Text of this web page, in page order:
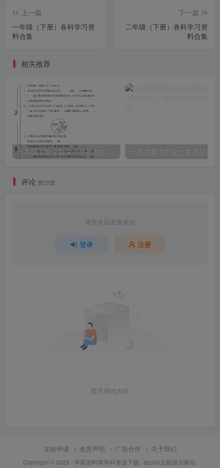
上一篇
一年级（下册）各科学习资
料合集
下一篇
二年级（下册）各科学习资
料合集
相关推荐
六年级下数学期末小升初名校真题卷《人教版》
评论 抢沙发
请登录后发表评论
登录 注册
暂无评论内容
友链申请 免责声明 广告合作 关于我们
Copyright © 2025 · 学霸资料库学科资源下载 · 由zibll主题强力驱动.